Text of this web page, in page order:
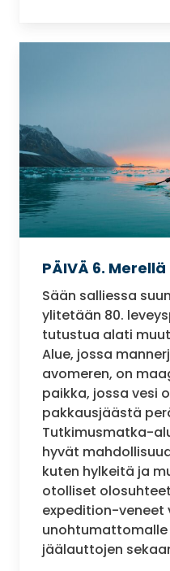
PÄIVÄ 6. Merellä
Sään salliessa
ylitetään 80.
tutustua alati
Alue, jossa
avomeren, on
paikka, jossa vesi
pakkausjäästä
Tutkimusmatka-
hyvät
kuten hylkeitä ja
otolliset
expedition-veneet
unohtumattomalle
jäälauttojen